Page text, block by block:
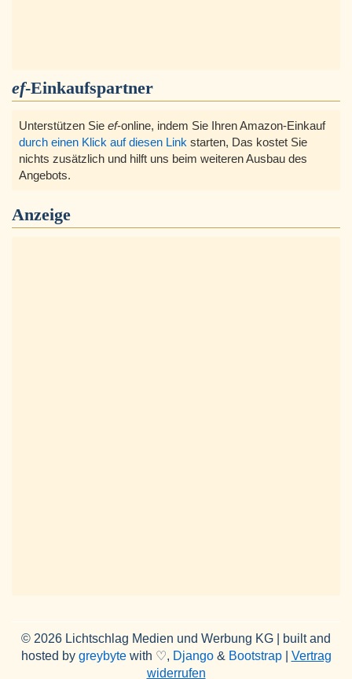
ef-Einkaufspartner
Unterstützen Sie ef-online, indem Sie Ihren Amazon-Einkauf
durch einen Klick auf diesen Link starten, Das kostet Sie
nichts zusätzlich und hilft uns beim weiteren Ausbau des
Angebots.
Anzeige
© 2026 Lichtschlag Medien und Werbung KG | built and
hosted by greybytewith ♡, Django& Bootstrap| Vertrag
widerrufen